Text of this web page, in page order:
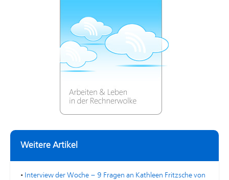
Weitere Artikel
• Interview der Woche – 9 Fragen an Kathleen Fritzsche von